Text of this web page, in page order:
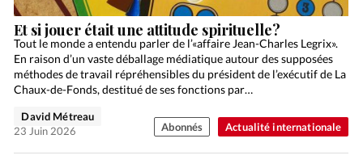
Actualité internationale
Et si jouer était une attitude spirituelle?
Tout le monde a entendu parler de l’«affaire Jean-Charles Legrix».
En raison d’un vaste déballage médiatique autour des supposées
méthodes de travail répréhensibles du président de l’exécutif de La
Chaux-de-Fonds, destitué de ses fonctions par…
David Métreau
23 Juin 2026
Abonnés